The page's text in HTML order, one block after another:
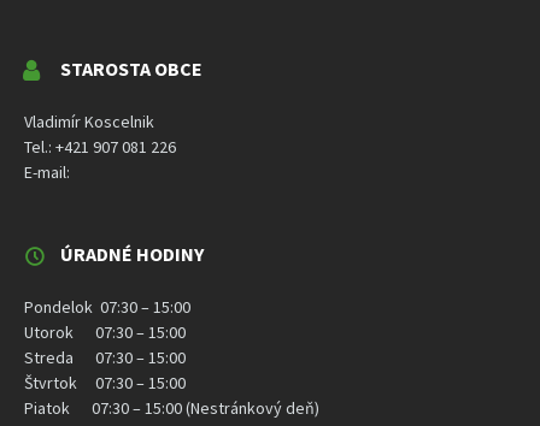
STAROSTA OBCE
Vladimír Koscelnik
Tel.: +421 907 081 226
E-mail:
ÚRADNÉ HODINY
Pondelok 07:30 – 15:00
Utorok 07:30 – 15:00
Streda 07:30 – 15:00
Štvrtok 07:30 – 15:00
Piatok 07:30 – 15:00 (Nestránkový deň)